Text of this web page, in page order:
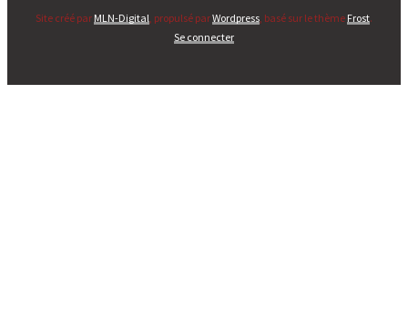
Site créé par MLN-Digital , propulsé parWordpress , basé sur le thème Frost.
Se connecter